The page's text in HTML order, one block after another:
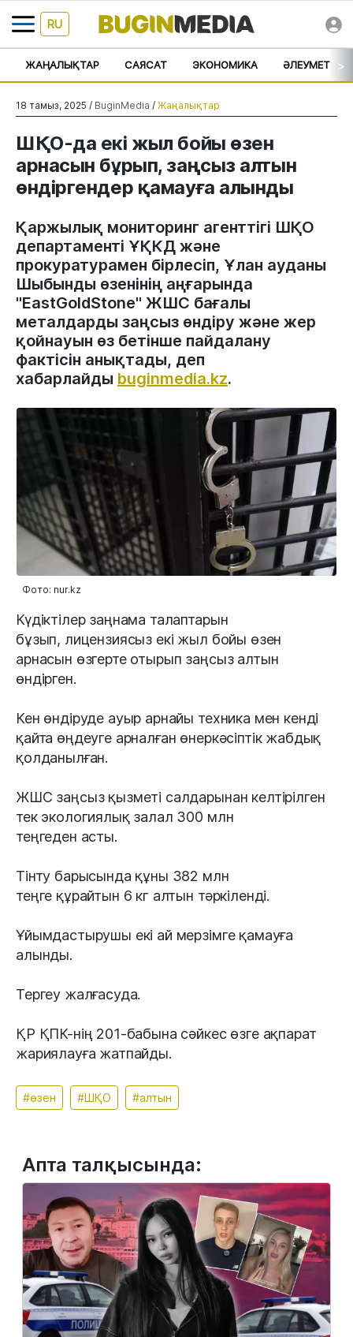
RU
ЖАҢАЛЫҚТАР САЯСАТ ЭКОНОМИКА ӘЛЕУМЕТ >
18 тамыз, 2025 / BuginMedia / Жаңалықтар
ШҚО-да екі жыл бойы өзен
арнасын бұрып, заңсыз алтын
өндіргендер қамауға алынды
Қаржылық мониторинг агенттігі ШҚО
департаменті ҰҚКД және
прокуратурамен бірлесіп, Ұлан ауданы
Шыбынды өзенінің аңғарында
''EastGoldStone'' ЖШС бағалы
металдарды заңсыз өндіру және жер
қойнауын өз бетінше пайдалану
фактісін анықтады, деп
хабарлайды buginmedia.kz.
Фото: nur.kz
Күдіктілер заңнама талаптарын
бұзып, лицензиясыз екі жыл бойы өзен
арнасын өзгерте отырып заңсыз алтын
өндірген.
Кен өндіруде ауыр арнайы техника мен кенді
қайта өңдеуге арналған өнеркәсіптік жабдық
қолданылған.
ЖШС заңсыз қызметі салдарынан келтірілген
тек экологиялық залал 300 млн
теңгеден асты.
Тінту барысында құны 382 млн
теңге құрайтын 6 кг алтын тәркіленді.
Ұйымдастырушы екі ай мерзімге қамауға
алынды.
Тергеу жалғасуда.
ҚР ҚПК-нің 201-бабына сәйкес өзге ақпарат
жариялауға жатпайды.
#өзен #ШҚО #алтын
Апта талқысында: